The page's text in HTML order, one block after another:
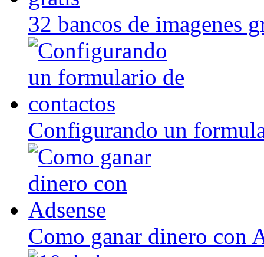
32 bancos de imagenes
Configurando un
Como ganar dinero con